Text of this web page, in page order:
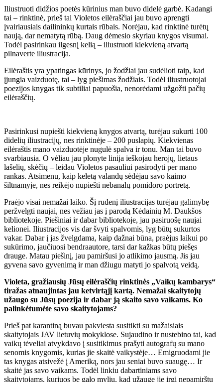
Iliustruoti didžios poetės kūrinius man buvo didelė garbė. Kadangi
tai – rinktinė, prieš tai Violetos eilėraščiai jau buvo aprengti
įvairiausiais dailininkų kurtais rūbais. Norėjau, kad rinktinė turėtų
naują, dar nematytą rūbą. Daug dėmesio skyriau knygos visumai.
Todėl pasirinkau ilgesnį kelią – iliustruoti kiekvieną atvartą
pilnaverte iliustracija.
Eilėraštis yra ypatingas kūrinys, jo žodžiai jau sudėlioti taip, kad
įjungia vaizduotę, tai – lyg piešimas žodžiais. Todėl iliustruotojai
poezijos knygas tik subtiliai papuošia, nenorėdami užgožti pačių
eilėraščių.
Pasirinkusi nupiešti kiekvieną knygos atvartą, turėjau sukurti 100
didelių iliustracijų, nes rinktinėje – 200 puslapių. Kiekvienas
eilėraštis mano vaizduotėje nugulė spalva ir tonu. Man tai buvo
svarbiausia. O vėliau jau plonyte linija ieškojau herojų, lietaus
lašelių, skėčių – leidau Violetos pasauliui pasirodyti per mano
rankas. Atsimenu, kaip keletą valandų sėdėjau savo kaimo
šiltnamyje, nes reikėjo nupiešti nebanalų pomidoro portretą.
Praėjo visai nemažai laiko. Šį rudenį iliustracijas turėjau galimybę
peržvelgti naujai, nes vežiau jas į parodą Kėdainių M. Daukšos
bibliotekoje. Piešiniai ir dabar bibliotekoje, jau pasiruošę naujai
kelionei. Iliustracijos vis dar švyti spalvomis, lyg būtų sukurtos
vakar. Dabar į jas žvelgdama, kaip dažnai būna, praėjus laikui po
sukūrimo, jaučiuosi bendraautore, tarsi dar kažkas būtų piešęs
drauge. Matau piešinį, jau pamiršusi jo atlikimo jausmą. Jis jau
gyvena savo gyvenimą ir man džiugu matyti jo spalvotą veidą.
Violeta, gražiausių Jūsų eilėraščių rinktinės „Vaikų kambarys“
tiražas atnaujintas jau ketvirtąjį kartą. Nemažai skaitytojų
užaugo su Jūsų poezija ir dabar ją skaito savo vaikams. Ko
palinkėtumėte savo skaitytojams?
Prieš pat karantiną buvau pakviesta susitikti su mažaisiais
skaitytojais JAV lietuvių mokyklose. Sujaudino ir nustebino tai, kad
vaikų tėveliai atvykdavo į susitikimus prašyti autografų su mano
senomis knygomis, kurias jie skaitė vaikystėje… Emigruodami jie
tas knygas atsivežė į Ameriką, nors jau seniai buvo suaugę… Ir
skaitė jas savo vaikams. Todėl linkiu dabartiniams savo
skaitytojams, kuriuos be galo myliu, kad užaugę jie irgi nepamirštų